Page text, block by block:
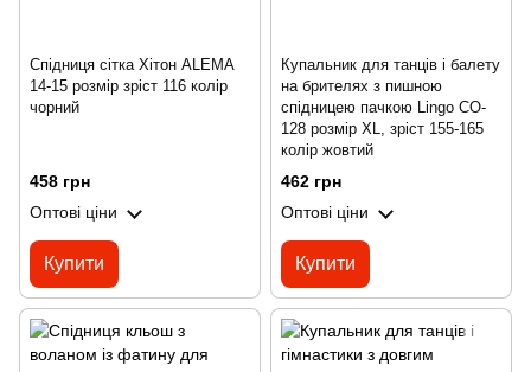
Спідниця сітка Хітон ALEMA
14-15 розмір зріст 116 колір
чорний
458 грн
Оптові ціни
Купити
Купальник для танців і балету
на брителях з пишною
спідницею пачкою Lingo CO-
128 розмір XL, зріст 155-165
колір жовтий
462 грн
Оптові ціни
Купити